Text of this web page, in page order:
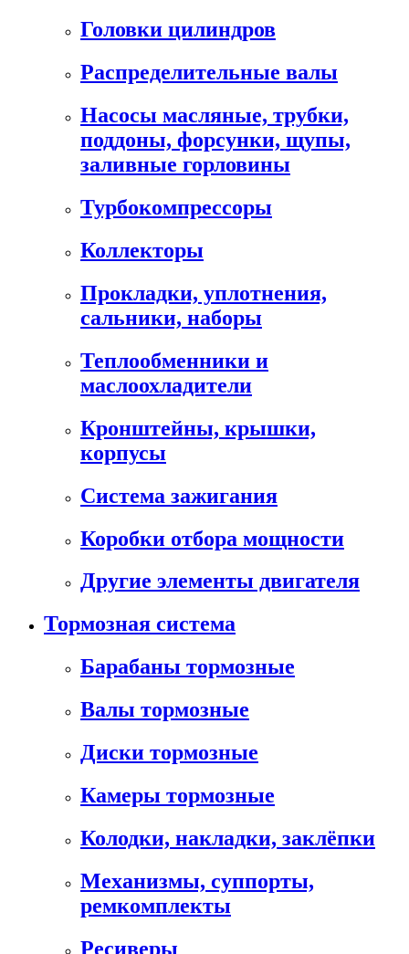
Головки цилиндров
Распределительные валы
Насосы масляные, трубки,
поддоны, форсунки, щупы,
заливные горловины
Турбокомпрессоры
Коллекторы
Прокладки, уплотнения,
сальники, наборы
Теплообменники и
маслоохладители
Кронштейны, крышки,
корпусы
Cистема зажигания
Коробки отбора мощности
Другие элементы двигателя
Тормозная система
Барабаны тормозные
Валы тормозные
Диски тормозные
Камеры тормозные
Колодки, накладки, заклёпки
Механизмы, суппорты,
ремкомплекты
Ресиверы